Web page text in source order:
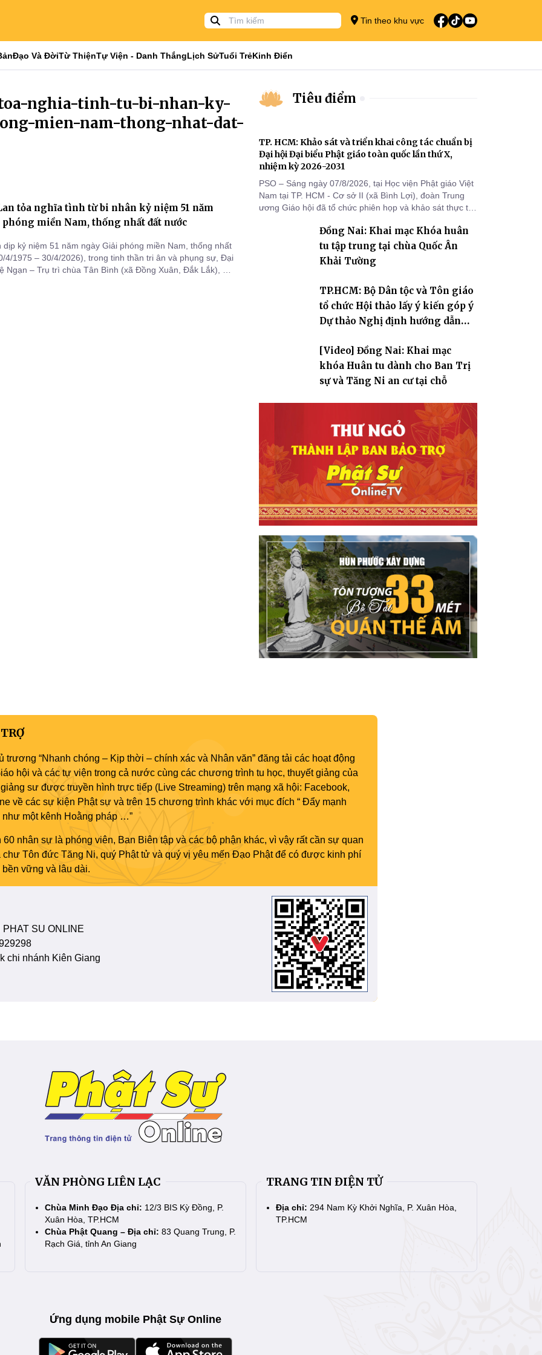
Tin theo khu vực
Đạo Và ĐờiTừ ThiệnTự Viện - Danh ThắngLịch SửTuổi TrẻKinh Điển
nghia-tinh-tu-bi-nhan-ky-
mien-nam-thong-nhat-dat-
tỏa nghĩa tình từ bi nhân kỷ niệm 51 năm
miền Nam, thống nhất đất nước
dịp kỷ niệm 51 năm ngày Giải phóng miền Nam, thống nhất
4/1975 – 30/4/2026), trong tinh thần tri ân và phụng sự, Đại
Ngạn – Trụ trì chùa Tân Bình (xã Đồng Xuân, Đắk Lắk), đã
Tiêu điểm
TP. HCM: Khảo sát và triển khai công tác chuẩn bị
Đại hội Đại biểu Phật giáo toàn quốc lần thứ X,
nhiệm kỳ 2026-2031
PSO – Sáng ngày 07/8/2026, tại Học viện Phật giáo Việt
Nam tại TP. HCM - Cơ sở II (xã Bình Lợi), đoàn Trung
ương Giáo hội đã tổ chức phiên họp và khảo sát thực tế
giáo toàn quốc lần thứ X, nhiệm kỳ 2026-2031.
Đồng Nai: Khai mạc Khóa huân
tu tập trung tại chùa Quốc Ân
Khải Tường
TP.HCM: Bộ Dân tộc và Tôn giáo
tổ chức Hội thảo lấy ý kiến góp ý
Dự thảo Nghị định hướng dẫn
giáo
[Video] Đồng Nai: Khai mạc
khóa Huân tu dành cho Ban Trị
sự và Tăng Ni an cư tại chỗ
trương “Nhanh chóng – Kịp thời – chính xác và Nhân văn” đăng tải các hoạt động
hội và các tự viện trong cả nước cùng các chương trình tu học, thuyết giảng của
sư được truyền hình trực tiếp (Live Streaming) trên mạng xã hội: Facebook,
về các sự kiện Phật sự và trên 15 chương trình khác với mục đích “ Đẩy mạnh
như một kênh Hoằng pháp …”
60 nhân sự là phóng viên, Ban Biên tập và các bộ phận khác, vì vậy rất cần sự quan
chư Tôn đức Tăng Ni, quý Phật tử và quý vị yêu mến Đạo Phật để có được kinh phí
vững và lâu dài.
PHAT SU ONLINE
chi nhánh Kiên Giang
VĂN PHÒNG LIÊN LẠC
Chùa Minh Đạo Địa chỉ: 12/3 BIS Kỳ Đồng, P.
Xuân Hòa, TP.HCM
Chùa Phật Quang – Địa chỉ: 83 Quang Trung, P.
Rạch Giá, tỉnh An Giang
TRANG TIN ĐIỆN TỬ
Địa chỉ: 294 Nam Kỳ Khởi Nghĩa, P. Xuân Hòa,
TP.HCM
Ứng dụng mobile Phật Sự Online